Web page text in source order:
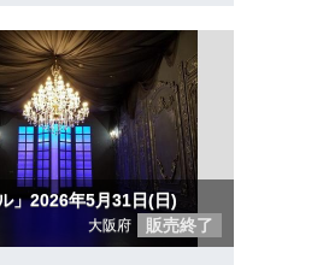
」2026年5月31日(日)
大阪府 販売終了